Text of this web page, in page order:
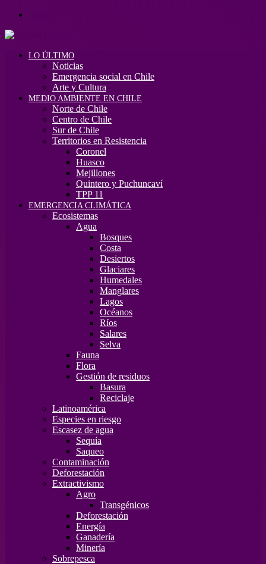
LO ÚLTIMO
Noticias
Emergencia social en Chile
Arte y Cultura
MEDIO AMBIENTE EN CHILE
Norte de Chile
Centro de Chile
Sur de Chile
Territorios en Resistencia
Coronel
Huasco
Mejillones
Quintero y Puchuncaví
TPP 11
EMERGENCIA CLIMÁTICA
Ecosistemas
Agua
Bosques
Costa
Desiertos
Glaciares
Humedales
Manglares
Lagos
Océanos
Ríos
Salares
Selva
Fauna
Flora
Gestión de residuos
Basura
Reciclaje
Latinoamérica
Especies en riesgo
Escasez de agua
Sequía
Saqueo
Contaminación
Deforestación
Extractivismo
Agro
Transgénicos
Deforestación
Energía
Ganadería
Minería
Sobrepesca